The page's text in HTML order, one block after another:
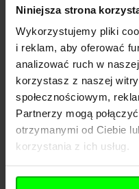
Niniejsza strona
Wykorzystujemy pliki
i reklam, aby oferować
analizować ruch w
korzystasz z naszej
społecznościowym,
Partnerzy mogą
otrzymanymi od Ciebie
korzystania z ich usług.
10
Lista